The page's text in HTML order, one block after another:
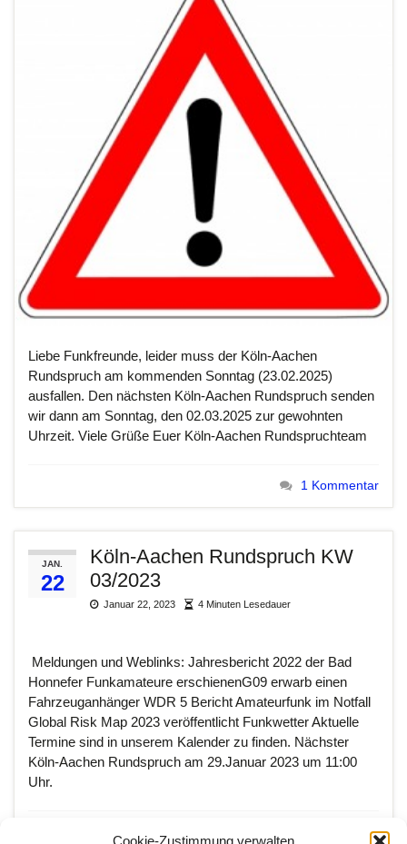
Cookie-Zustimmung verwalten
Liebe Funkfreunde, leider muss der Köln-Aachen
Rundspruch am kommenden Sonntag (23.02.2025)
ausfallen. Den nächsten Köln-Aachen Rundspruch senden
wir dann am Sonntag, den 02.03.2025 zur gewohnten
Uhrzeit. Viele Grüße Euer Köln-Aachen Rundspruchteam
1 Kommentar
JAN.
22
Köln-Aachen Rundspruch KW
03/2023
Januar 22, 2023 4 Minuten Lesedauer
Meldungen und Weblinks: Jahresbericht 2022 der Bad
Honnefer Funkamateure erschienenG09 erwarb einen
Fahrzeuganhänger WDR 5 Bericht Amateurfunk im Notfall
Global Risk Map 2023 veröffentlicht Funkwetter Aktuelle
Termine sind in unserem Kalender zu finden. Nächster
Köln-Aachen Rundspruch am 29.Januar 2023 um 11:00
Uhr.